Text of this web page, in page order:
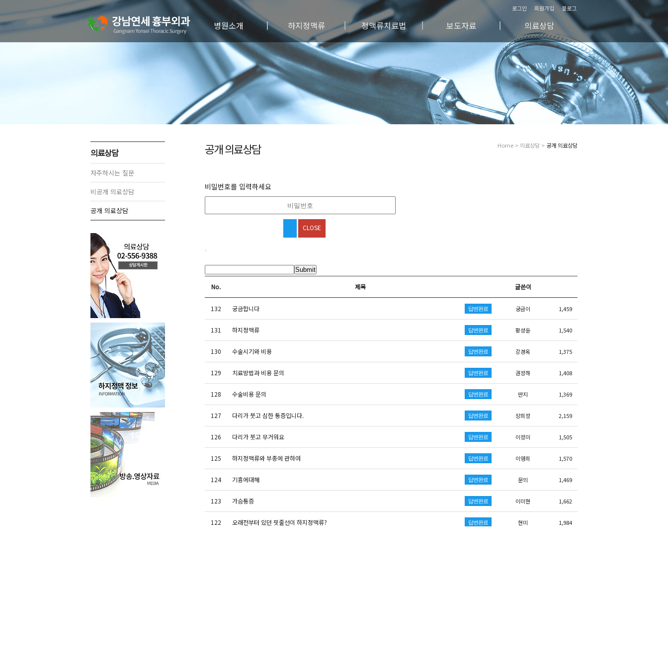
로그인 회원가입 블로그
병원소개 하지정맥류 정맥류치료법 보도자료 의료상담
의료진소개
병원특징
진료안내
치료장비
오시는길
하지정맥류란?
정맥류원인
정맥류 증상/진단
정맥류예방법
수술전후사진
보존/약물요법
혈관경화요법
레이저 피부치료
통원주사침 수술
광투시 수술
신문매체자료
칼럼
공지사항
자주하시는 질문
비공개 의료상담
공개 의료상담
의료상담
자주하시는 질문
비공개 의료상담
공개 의료상담
공개 의료상담 Home > 의료상담 > 공개 의료상담
비밀번호를 입력하세요
CLOSE
Submit
No. 제목 글쓴이
132 궁금합니다 답변완료 궁금이 1,459
131 하지정맥류 답변완료 황성윤 1,540
130 수술시기와 비용 답변완료 강경옥 1,375
129 치료방법과 비용 문의 답변완료 권정하 1,408
128 수술비용 문의 답변완료 딴지 1,369
127 다리가 붓고 심한 통증입니다. 답변완료 장희정 2,159
126 다리가 붓고 무거워요 답변완료 이정미 1,505
125 하지정맥류와 부종에 관하여 답변완료 이영희 1,570
124 기흉에대해 답변완료 문의 1,469
123 가슴통증 답변완료 이미현 1,662
122 오래전부터 있던 핏줄선이 하지정맥류? 답변완료 현미 1,984